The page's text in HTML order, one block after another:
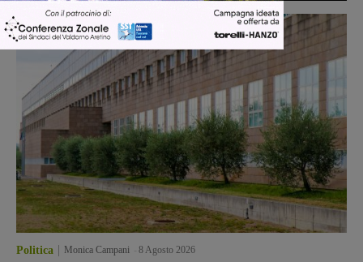
Politica Monica Campani 8 Agosto 2026